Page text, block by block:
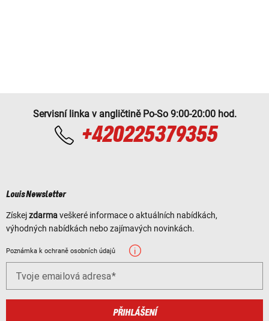
Servisní linka v angličtině Po-So 9:00-20:00 hod.
+420225379355
Louis Newsletter
Získejzdarmaveškeré informace o aktuálních nabídkách,
výhodných nabídkách nebo zajímavých novinkách.
Poznámka k ochraně osobních údajů
Tvoje emailová adresa
PŘIHLÁŠENÍ